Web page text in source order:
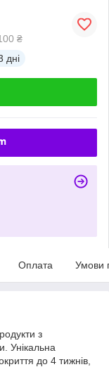
₴
дні
Оплата Умови
з
Унікальна
до 4 тижнів,